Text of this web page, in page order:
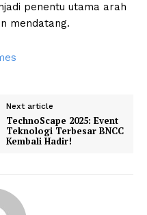
penentu utama arah
mendatang.
Next article
TechnoScape 2025: Event
Teknologi Terbesar BNCC
Kembali Hadir!